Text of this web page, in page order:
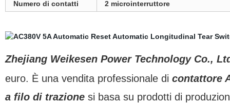
Numero di contatti 2 microinterruttore
Zhejiang Weikesen Power Technology Co.,
euro. È una vendita professionale di contattore
a filo di trazionesi basa su prodotti di